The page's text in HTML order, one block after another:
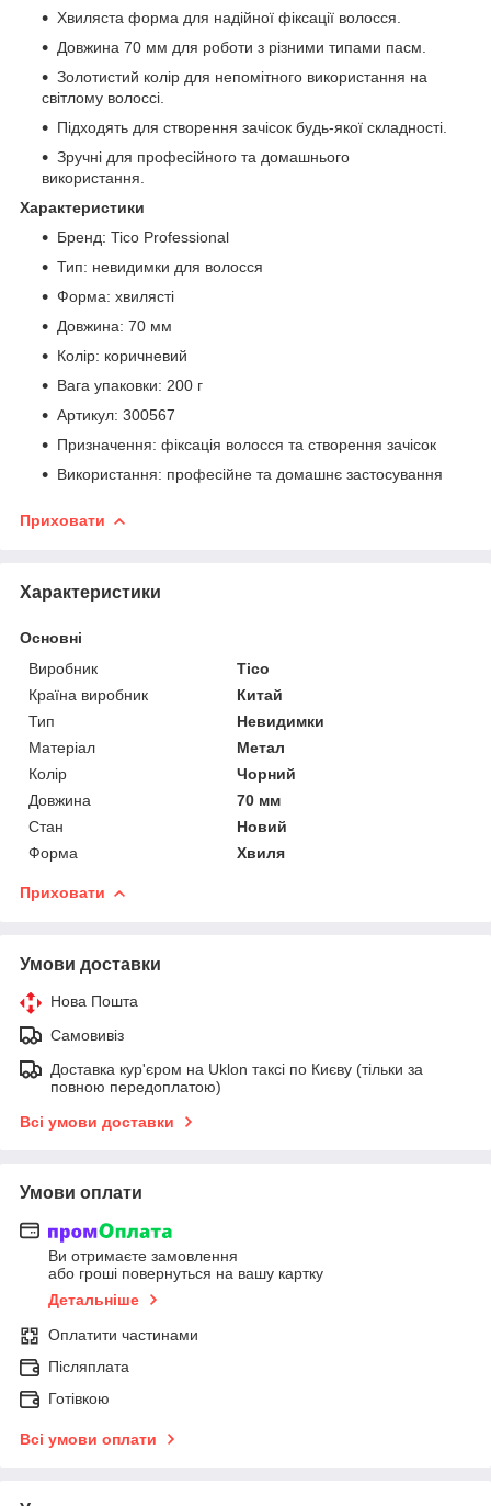
Хвиляста форма для надійної фіксації волосся.
Довжина 70 мм для роботи з різними типами пасм.
Золотистий колір для непомітного використання на
світлому волоссі.
Підходять для створення зачісок будь-якої складності.
Зручні для професійного та домашнього
використання.
Характеристики
Бренд: Tico Professional
Тип: невидимки для волосся
Форма: хвилясті
Довжина: 70 мм
Колір: коричневий
Вага упаковки: 200 г
Артикул: 300567
Призначення: фіксація волосся та створення зачісок
Використання: професійне та домашнє застосування
Приховати
Характеристики
Основні
Виробник
Tico
Країна виробник
Китай
Тип
Невидимки
Матеріал
Метал
Колір
Чорний
Довжина
70 мм
Стан
Новий
Форма
Хвиля
Приховати
Умови доставки
Нова Пошта
Самовивіз
Доставка кур'єром на Uklon таксі по Києву (тільки за
повною передоплатою)
Всі умови доставки
Умови оплати
Ви отримаєте замовлення
або гроші повернуться на вашу картку
Детальніше
Оплатити частинами
Післяплата
Готівкою
Всі умови оплати